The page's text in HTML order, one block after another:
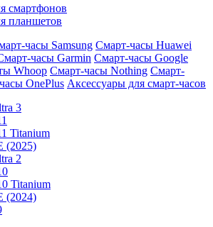
смартфонов
планшетов
часы Samsung Смарт-часы Huawei
часы Garmin Смарт-часы Google
Whoop Смарт-часы Nothing Смарт-
OnePlus Аксессуары для смарт-часов
3
Titanium
(2025)
2
Titanium
(2024)